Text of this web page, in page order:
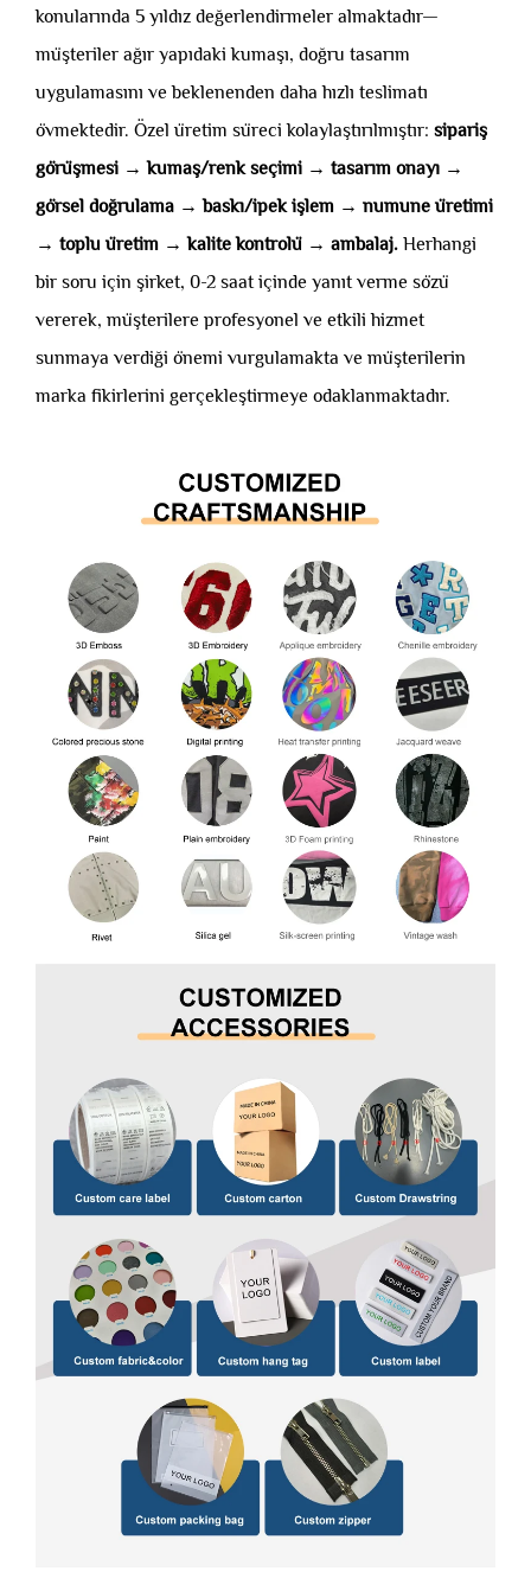
konularında 5 yıldız değerlendirmeler almaktadır—
müşteriler ağır yapıdaki kumaşı, doğru tasarım
uygulamasını ve beklenenden daha hızlı teslimatı
övmektedir. Özel üretim süreci kolaylaştırılmıştır: sipariş
görüşmesi → kumaş/renk seçimi → tasarım onayı →
görsel doğrulama → baskı/ipek işlem → numune üretimi
→ toplu üretim → kalite kontrolü → ambalaj. Herhangi
bir soru için şirket, 0-2 saat içinde yanıt verme sözü
vererek, müşterilere profesyonel ve etkili hizmet
sunmaya verdiği önemi vurgulamakta ve müşterilerin
marka fikirlerini gerçekleştirmeye odaklanmaktadır.